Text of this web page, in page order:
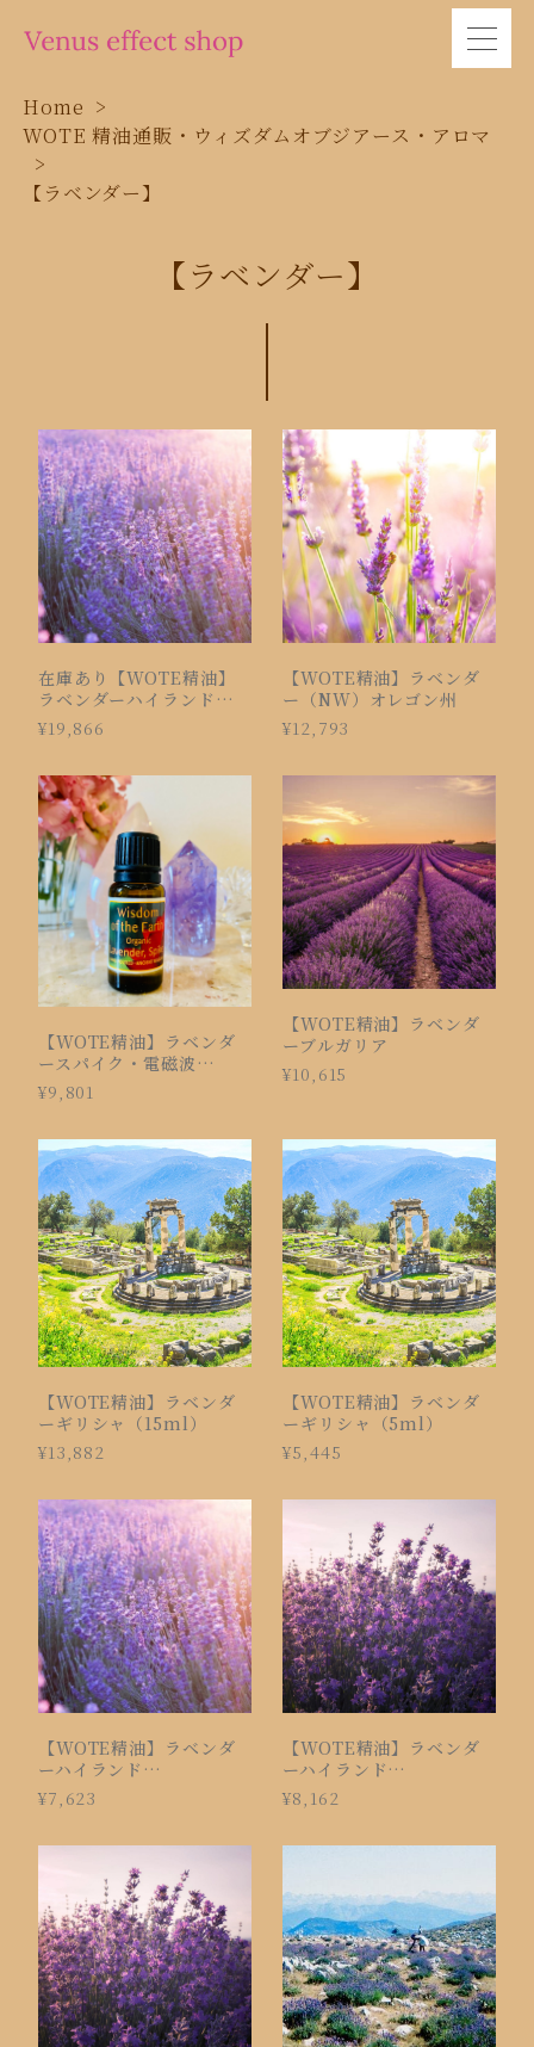
Home
WOTE 精油通販・ウィズダムオブジアース・アロマ
【ラベンダー】
【ラベンダー】
在庫あり【WOTE精油】
ラベンダーハイランド
1400（15ml）
¥19,866
【WOTE精油】ラベンダ
ー（NW）オレゴン州
¥12,793
【WOTE精油】ラベンダ
ースパイク・電磁波
（15ml）
¥9,801
【WOTE精油】ラベンダ
ーブルガリア
¥10,615
【WOTE精油】ラベンダ
ーギリシャ（15ml）
¥13,882
【WOTE精油】ラベンダ
ーギリシャ（5ml）
¥5,445
【WOTE精油】ラベンダ
ーハイランド
1400（5ml）
¥7,623
【WOTE精油】ラベンダ
ーハイランド
1600（5ml）
¥8,162